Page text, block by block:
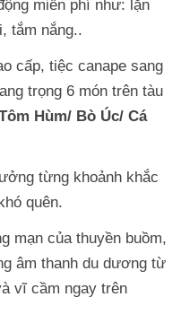
miễn phí như: lặn
tắm nắng..
cấp, tiệc canape sang
trọng 6 món trên tàu
Hùm/ Bò Úc/ Cá
từng khoảnh khắc
quên.
mạn của thuyền buồm,
âm thanh du dương từ
vĩ cầm ngay trên